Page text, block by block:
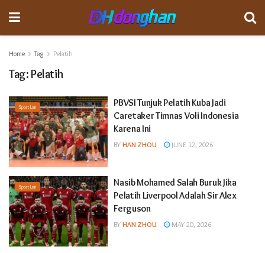
Home Tag Pelatih
Tag:Pelatih
Sport Lain
PBVSI Tunjuk Pelatih Kuba Jadi
Caretaker Timnas Voli Indonesia
Karena Ini
BY HAN ZHOU JUNE 12, 2026
Sport Lain
Nasib Mohamed Salah Buruk Jika
Pelatih Liverpool Adalah Sir Alex
Ferguson
BY HAN ZHOU MAY 20, 2026